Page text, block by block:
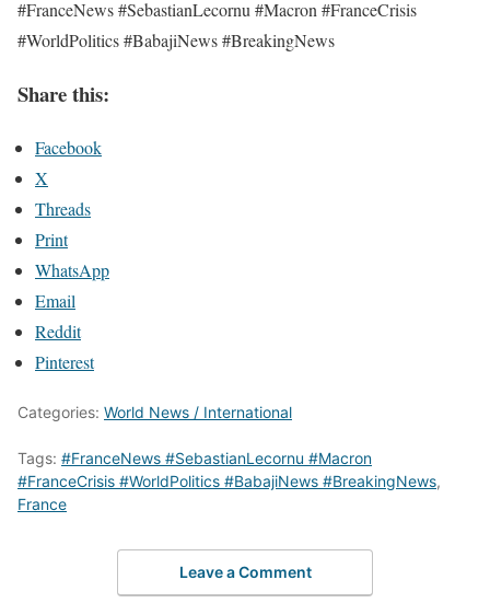
#FranceNews #SebastianLecornu #Macron #FranceCrisis
#WorldPolitics #BabajiNews #BreakingNews
Share this:
Facebook
X
Threads
Print
WhatsApp
Email
Reddit
Pinterest
Categories: World News / International
Tags: #FranceNews #SebastianLecornu #Macron
#FranceCrisis #WorldPolitics #BabajiNews #BreakingNews,
France
Leave a Comment